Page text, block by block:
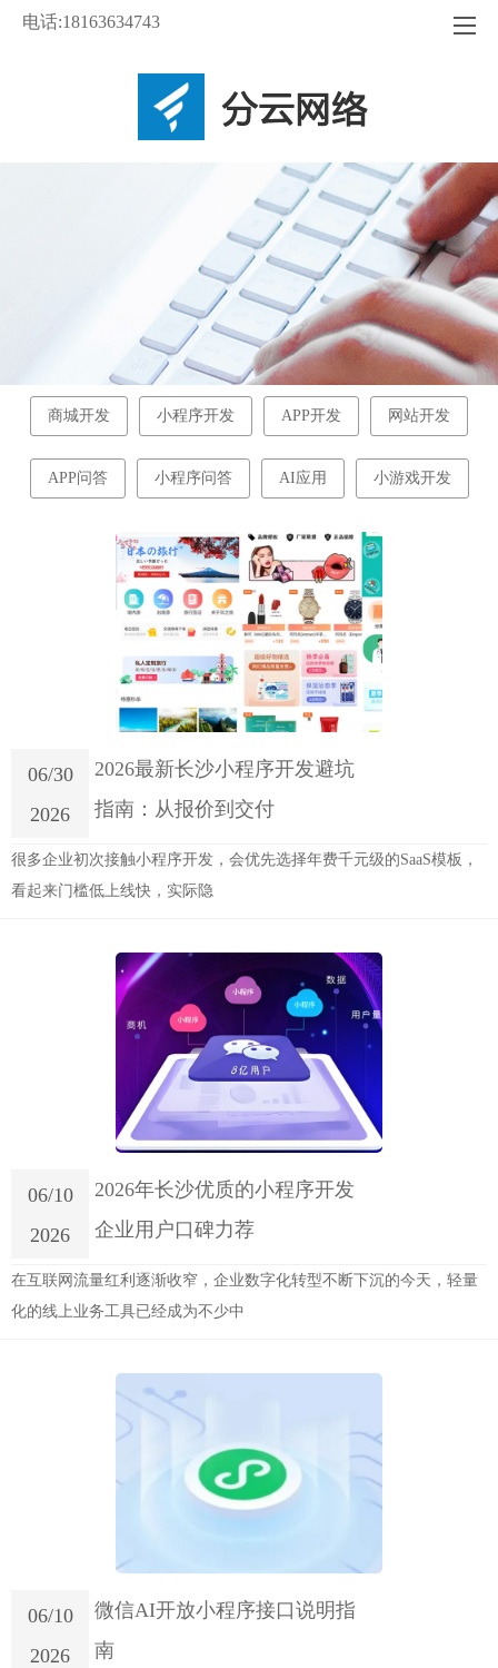
电话:18163634743
商城开发 小程序开发 APP开发 网站开发
APP问答 小程序问答 AI应用 小游戏开发
06/30
2026
2026最新长沙小程序开发避坑
指南：从报价到交付
很多企业初次接触小程序开发，会优先选择年费千元级的SaaS模板，
看起来门槛低上线快，实际隐
06/10
2026
2026年长沙优质的小程序开发
企业用户口碑力荐
在互联网流量红利逐渐收窄，企业数字化转型不断下沉的今天，轻量
化的线上业务工具已经成为不少中
06/10
2026
微信AI开放小程序接口说明指
南